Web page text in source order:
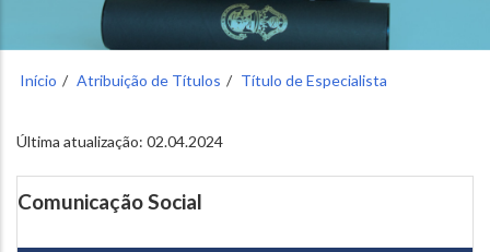
Início Atribuição de Títulos Título de Especialista
Última atualização: 02.04.2024
Comunicação Social